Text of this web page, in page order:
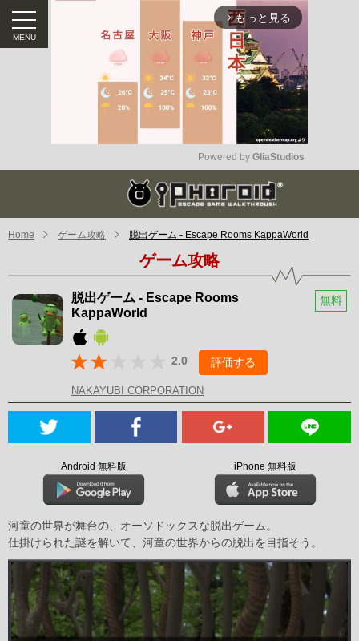
arrow_forward_ios もっと見る
Mute
Powered by GliaStudios
Home ゲーム攻略 脱出ゲーム - Escape Rooms KappaWorld
ゲーム攻略
脱出ゲーム - Escape Rooms
KappaWorld
無料
2.0 評価する
NAKAYUBI CORPORATION
Android 無料版 iPhone 無料版
河童の世界が舞台の、オーソドックスな脱出ゲーム。
仕掛けられた謎を解いて、河童の世界からの脱出を目指そう。